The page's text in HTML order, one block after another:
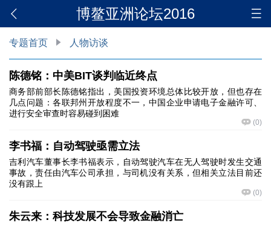
博鳌亚洲论坛2016
专题首页 人物访谈
陈德铭：中美BIT谈判临近终点
商务部前部长陈德铭指出，美国投资环境总体比较开放，但也存在
几点问题：各联邦州开放程度不一，中国企业申请电子金融许可、
进行安全审查时容易碰到困难
(0)
李书福：自动驾驶亟需立法
吉利汽车董事长李书福表示，自动驾驶汽车在无人驾驶时发生交通
事故，责任由汽车公司承担，与司机没有关系，但相关立法目前还
没有跟上
(0)
朱云来：科技发展不会导致金融消亡